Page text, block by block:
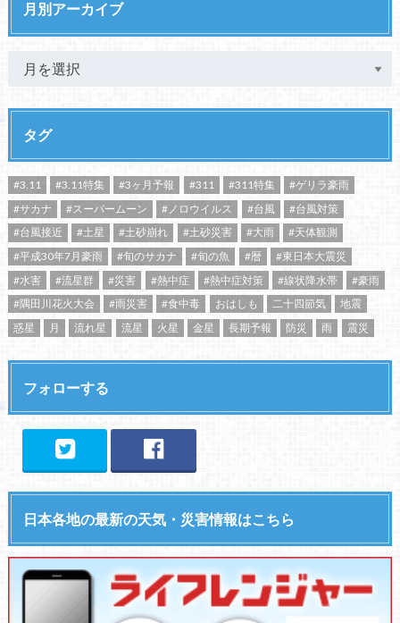
月別アーカイブ
タグ
#3.11 #3.11特集 #3ヶ月予報 #311 #311特集
#ゲリラ豪雨
#サカナ
#スーパームーン #ノロウイルス #台風
#台風対策
#台風接近
#土星 #土砂崩れ #土砂災害 #大雨
#天体観測
#平成30年7月豪雨
#旬のサカナ #旬の魚 #暦
#東日本大震災
#水害
#流星群 #災害 #熱中症 #熱中症対策 #線状降水帯
#豪雨
#隅田川花火大会
#雨災害 #食中毒 おはしも 二十四節気
地震
惑星
月 流れ星 流星 火星 金星 長期予報 防災 雨 震災
フォローする
日本各地の最新の天気・災害情報はこちら